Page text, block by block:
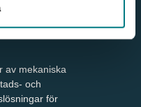
av mekaniska
och
för